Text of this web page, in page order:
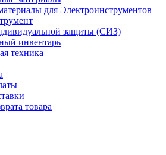
для Электроинструментов
защиты (СИЗ)
инвентарь
техника
товара